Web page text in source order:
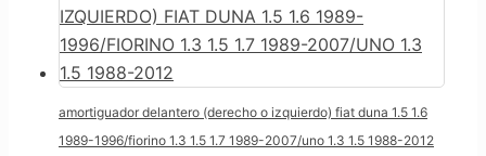
amortiguador delantero (derecho o izquierdo) fiat duna 1.5 1.6
1989-1996/fiorino 1.3 1.5 1.7 1989-2007/uno 1.3 1.5 1988-2012